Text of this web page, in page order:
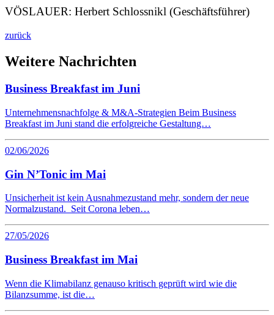
VÖSLAUER: Herbert Schlossnikl (Geschäftsführer)
zurück
Weitere Nachrichten
Business Breakfast im Juni
Unternehmensnachfolge & M&A-Strategien Beim Business
Breakfast im Juni stand die erfolgreiche Gestaltung…
02/06/2026
Gin N’Tonic im Mai
Unsicherheit ist kein Ausnahmezustand mehr, sondern der neue
Normalzustand. Seit Corona leben…
27/05/2026
Business Breakfast im Mai
Wenn die Klimabilanz genauso kritisch geprüft wird wie die
Bilanzsumme, ist die…